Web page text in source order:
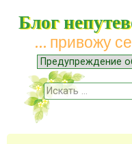
Блог
… привожу
Меню
Наверх
Поиск